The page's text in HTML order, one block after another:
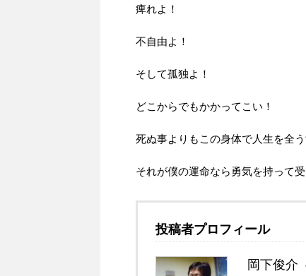
痺れよ！
不自由よ！
そして孤独よ！
どこからでもかかってこい！
死ぬ事よりもこの身体で人生を全
それが僕の運命なら勇気を持って受
投稿者プロフィール
岡下俊介